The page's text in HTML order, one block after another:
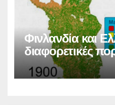
Φινλανδία και
διαφορετικές